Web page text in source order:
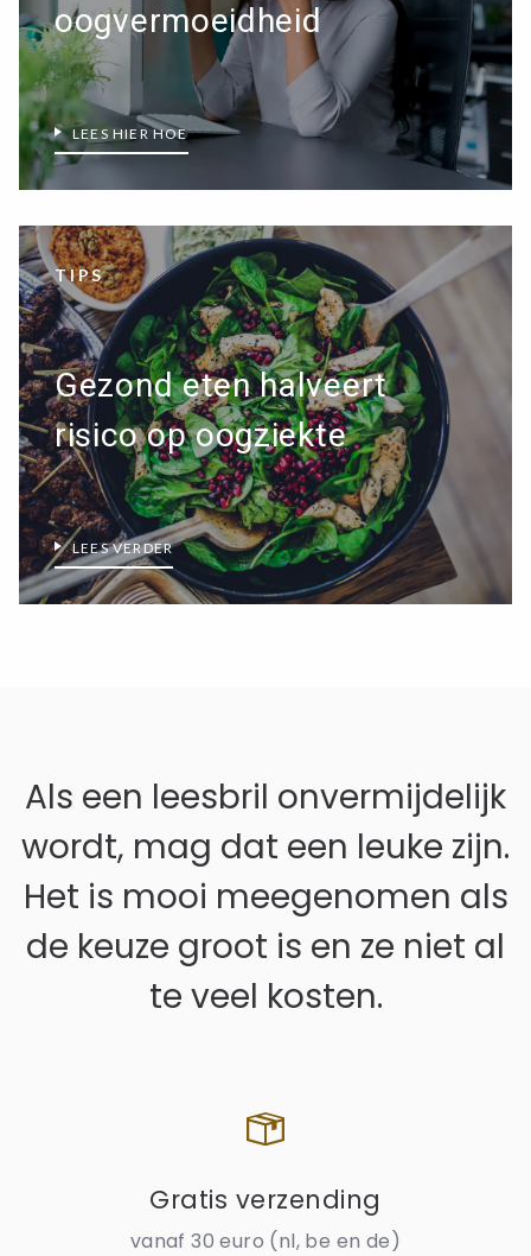
oogvermoeidheid
LEES HIER HOE
TIPS
Gezond eten halveert
risico op oogziekte
LEES VERDER
Als een leesbril onvermijdelijk
wordt, mag dat een leuke zijn.
Het is mooi meegenomen als
de keuze groot is en ze niet al
te veel kosten.
Gratis verzending
vanaf 30 euro (nl, be en de)